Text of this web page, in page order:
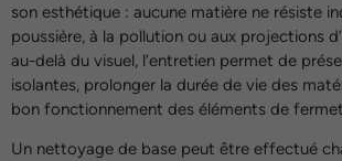
son esthétique : aucune matière ne résiste
poussière, à la pollution ou aux projections
au-delà du visuel, l’entretien permet de
isolantes, prolonger la durée de vie des
bon fonctionnement des éléments de
Un nettoyage de base peut être effectué